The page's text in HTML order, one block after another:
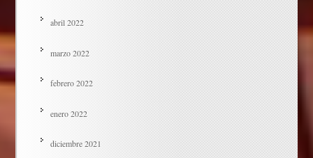
abril 2022
marzo 2022
febrero 2022
enero 2022
diciembre 2021